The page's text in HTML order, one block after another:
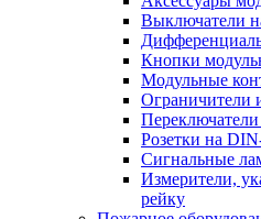
Выключатели
Кнопки
Модульные
Ограничители
Розетки на
Сигнальные
Измерители,
рейку